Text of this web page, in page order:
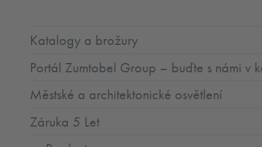
Katalogy a brožury
Portál Zumtobel Group – buďte s námi v
Městské a architektonické osvětlení
Záruka 5 Let